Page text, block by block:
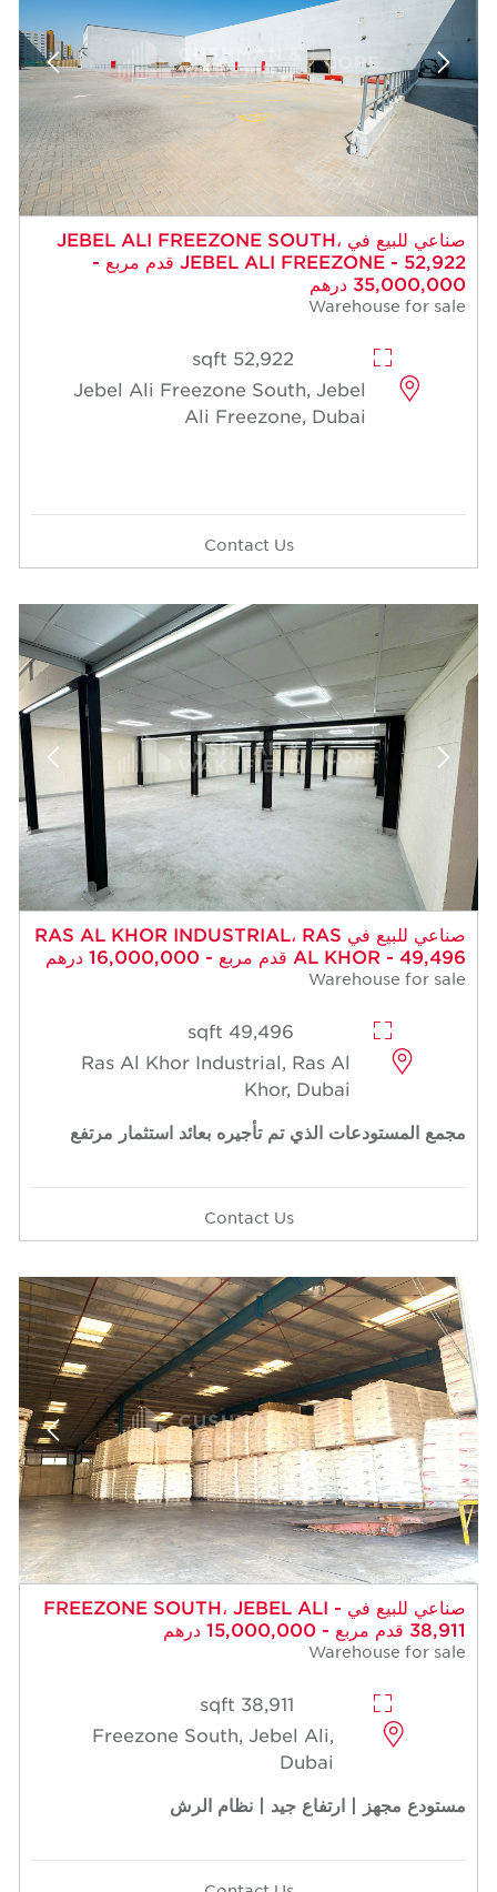
صناعي للبيع في JEBEL ALI FREEZONE SOUTH،
JEBEL ALI FREEZONE - 52,922 قدم مربع -
35,000,000 درهم
Warehouse for sale
52,922 sqft
Jebel Ali Freezone South, Jebel
Ali Freezone, Dubai
Contact Us
صناعي للبيع في RAS AL KHOR INDUSTRIAL، RAS
AL KHOR - 49,496 قدم مربع - 16,000,000 درهم
Warehouse for sale
49,496 sqft
Ras Al Khor Industrial, Ras Al
Khor, Dubai
مجمع المستودعات الذي تم تأجيره بعائد استثمار مرتفع
Contact Us
صناعي للبيع في FREEZONE SOUTH، JEBEL ALI -
38,911 قدم مربع - 15,000,000 درهم
Warehouse for sale
38,911 sqft
Freezone South, Jebel Ali,
Dubai
مستودع مجهز | ارتفاع جيد | نظام الرش